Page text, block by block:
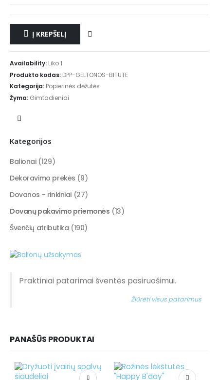
Į KREPŠELĮ
Availability: Liko 1
Produkto kodas: DPP-GELTONOS-BITUTE
Kategorija: Popierinės dėžutės
Žyma: Gimtadieniai
Kategorijos
Balionai (129)
Dekoravimo prekės (9)
Dovanos - rinkiniai (27)
Dovanų pakavimo priemonės (13)
Švenčių atributika (190)
Praktiniai patarimai šventės pasiruošimui.
Žiūrėti visus patarimus
PANAŠŪS PRODUKTAI